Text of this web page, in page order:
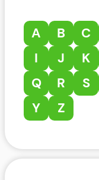
A B C
I
J K
Q
R S
Y
Z